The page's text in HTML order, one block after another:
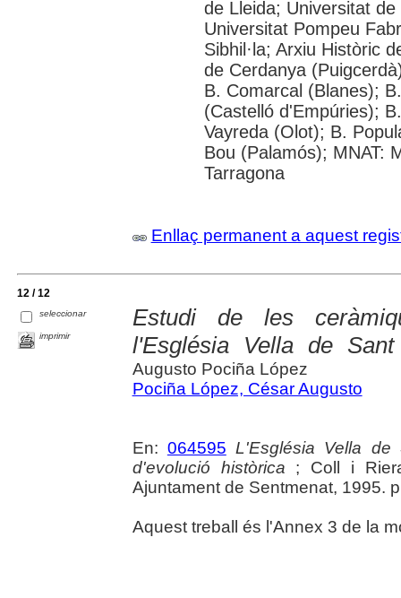
de Lleida; Universitat
Universitat Pompeu
Sibhil·la; Arxiu Històric
de Cerdanya
B. Comarcal (Blanes);
(Castelló d'Empúries);
Vayreda (Olot); B.
Bou (Palamós); MNAT:
Tarragona
Enllaç permanent a aquest
12 / 12
seleccionar
imprimir
Estudi de les
l'Església Vella de
Augusto Pociña López
Pociña López, César Augusto
En: 064595 L'Església Vella de
d'evolució històrica ; Coll i
Ajuntament de Sentmenat, 1995.
Aquest treball és l'Annex 3 de la